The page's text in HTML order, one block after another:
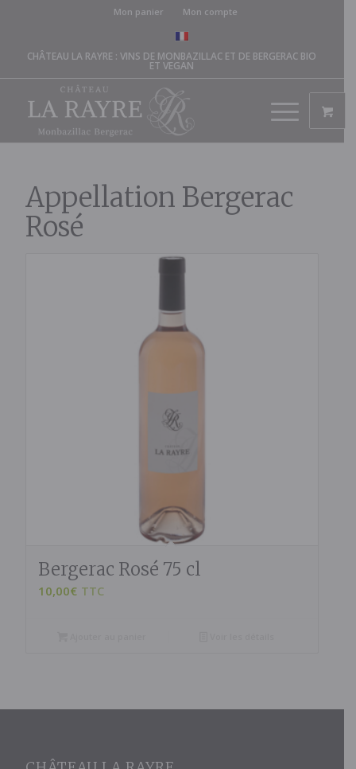
Mon panier Mon compte
CHÂTEAU LA RAYRE : VINS DE MONBAZILLAC ET DE BERGERAC BIO
ET VEGAN
Appellation Bergerac
Rosé
Bergerac Rosé 75 cl
10,00€ TTC